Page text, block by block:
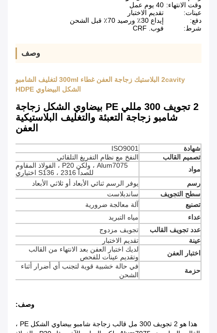
وقت الانتهاء: 40 يوم عمل
عينات:
تقديم الاختبار
دفع:
إيداع 30٪ ورصيد 70٪ قبل الشحن
شرط:
فوب. CRF
وصف
2cavity البلاستيك زجاجة العفن غطاء 300ml لتغليف الشامبو
الشكل البيضاوي HDPE
2 تجويف 300 مللي PE بيضاوي الشكل زجاجة
شامبو زجاجة التعبئة والتغليف البلاستيكية
العفن
شهادة
ISO9001
تصميم القالب
النفخ مع نظام التفريغ التلقائي
مواد
Alum7075 ، ولكن P20 ، الفولاذ المقاوم
للصدأ 2316 ، S136 اختياري
رسم
يوفر الرسم ثنائي الأبعاد أو ثلاثي الأبعاد
سطح التجويف
ساندبلاست
تصنيع
آلة معالجة ضرورية
عداء
مياه التبريد
عدد تجويف القالب
تجويف مزدوج
عينة
تقديم الاختبار
اختبار العفن
لديك اختبار العفن بعد الانتهاء من القالب
وتقديم عينات للفحص
حزمة
في حالة خشبية قوية لتجنب أي أضرار أثناء
الشحن
وصف:
هذا هو 2 تجويف 300 مل قالب زجاجة شامبو بيضاوي الشكل PE ،